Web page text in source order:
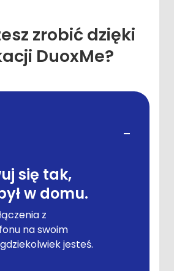
zrobić dzięki
DuoxMe?
-
się tak,
w domu.
z
na swoim
jesteś.